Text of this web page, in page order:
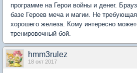
программе на Герои войны и денег.
базе Героев меча и магии. Не
хорошего железа. Кому интересно
тренировочный бой.
hmm3rulez
18 окт 2017